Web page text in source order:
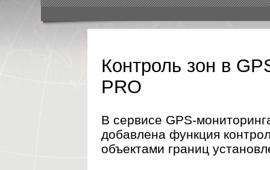
Контроль зон в
PRO
В сервисе GPS-
добавлена функция
объектами границ